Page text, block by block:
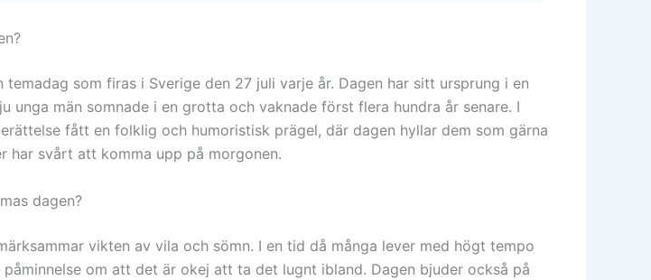
temadag som firas i Sverige den 27 juli varje år. Dagen har sitt ursprung i en
unga män somnade i en grotta och vaknade först flera hundra år senare. I
fått en folklig och humoristisk prägel, där dagen hyllar dem som gärna
har svårt att komma upp på morgonen.
dagen?
vikten av vila och sömn. I en tid då många lever med högt tempo
om att det är okej att ta det lugnt ibland. Dagen bjuder också på